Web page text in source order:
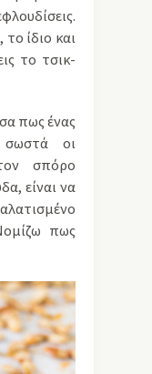
το ίδιο και
το τσικ-
πως ένας
σωστά οι
σπόρο
είναι να
πως